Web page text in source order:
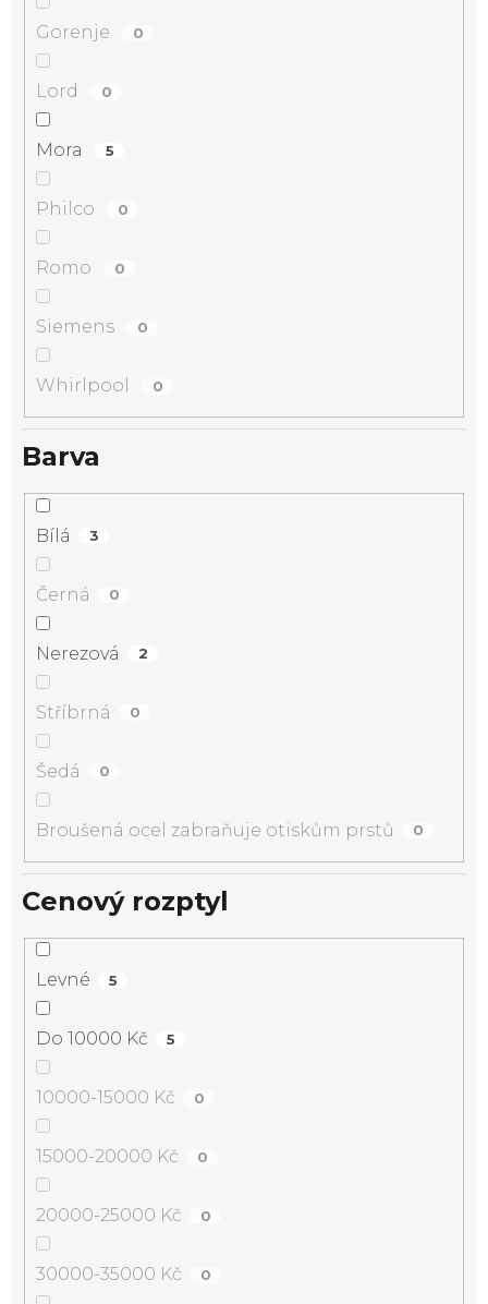
Gorenje 0
Lord 0
Mora 5
Philco 0
Romo 0
Siemens 0
Whirlpool 0
Barva
Bílá 3
Černá 0
Nerezová 2
Stříbrná 0
Šedá 0
Broušená ocel zabraňuje otiskům prstů 0
Cenový rozptyl
Levné 5
Do 10000 Kč 5
10000-15000 Kč 0
15000-20000 Kč 0
20000-25000 Kč 0
30000-35000 Kč 0